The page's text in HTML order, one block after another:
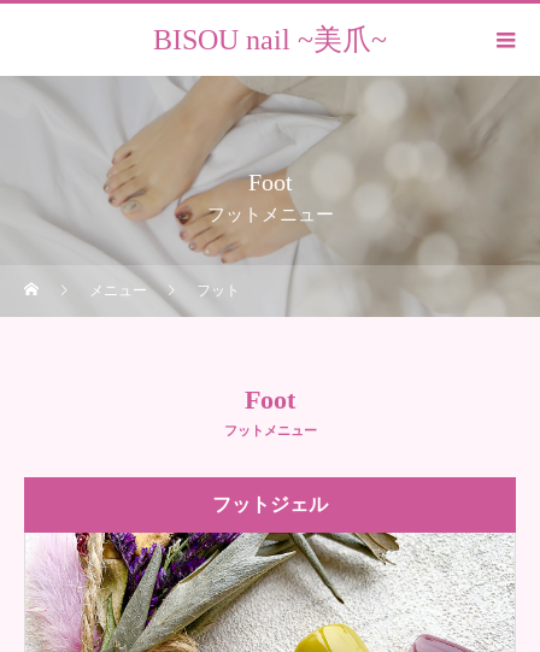
BISOU nail ~美爪~
Foot
フットメニュー
メニュー フット
Foot
フットメニュー
フットジェル